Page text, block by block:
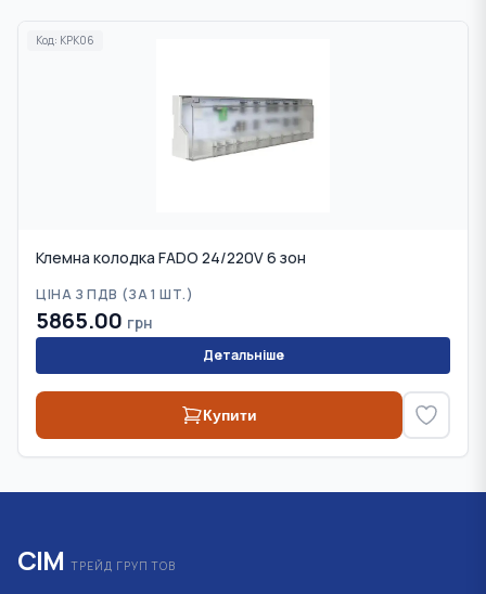
Код: KPK06
Клемна колодка FADO 24/220V 6 зон
ЦІНА З ПДВ (ЗА 1 ШТ.)
5865.00 грн
Детальніше
Купити
СІМ ТРЕЙД ГРУП ТОВ